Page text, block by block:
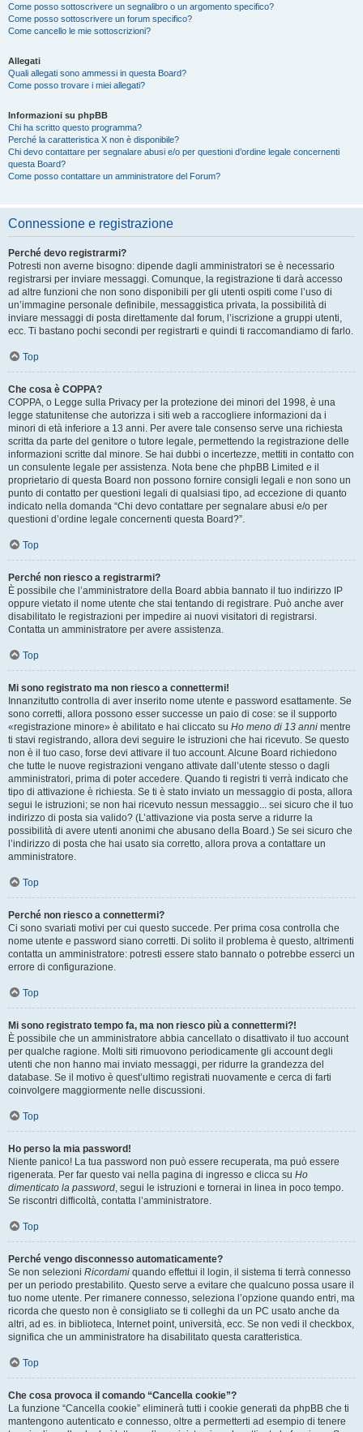
Come posso sottoscrivere un segnalibro o un argomento specifico?
Come posso sottoscrivere un forum specifico?
Come cancello le mie sottoscrizioni?
Allegati
Quali allegati sono ammessi in questa Board?
Come posso trovare i miei allegati?
Informazioni su phpBB
Chi ha scritto questo programma?
Perché la caratteristica X non è disponibile?
Chi devo contattare per segnalare abusi e/o per questioni d’ordine legale concernenti
questa Board?
Come posso contattare un amministratore del Forum?
Connessione e registrazione
Perché devo registrarmi?
Potresti non averne bisogno: dipende dagli amministratori se è necessario
registrarsi per inviare messaggi. Comunque, la registrazione ti darà accesso
ad altre funzioni che non sono disponibili per gli utenti ospiti come l’uso di
un’immagine personale definibile, messaggistica privata, la possibilità di
inviare messaggi di posta direttamente dal forum, l’iscrizione a gruppi utenti,
ecc. Ti bastano pochi secondi per registrarti e quindi ti raccomandiamo di farlo.
Top
Che cosa è COPPA?
COPPA, o Legge sulla Privacy per la protezione dei minori del 1998, è una
legge statunitense che autorizza i siti web a raccogliere informazioni da i
minori di età inferiore a 13 anni. Per avere tale consenso serve una richiesta
scritta da parte del genitore o tutore legale, permettendo la registrazione delle
informazioni scritte dal minore. Se hai dubbi o incertezze, mettiti in contatto con
un consulente legale per assistenza. Nota bene che phpBB Limited e il
proprietario di questa Board non possono fornire consigli legali e non sono un
punto di contatto per questioni legali di qualsiasi tipo, ad eccezione di quanto
indicato nella domanda “Chi devo contattare per segnalare abusi e/o per
questioni d’ordine legale concernenti questa Board?”.
Top
Perché non riesco a registrarmi?
È possibile che l’amministratore della Board abbia bannato il tuo indirizzo IP
oppure vietato il nome utente che stai tentando di registrare. Può anche aver
disabilitato le registrazioni per impedire ai nuovi visitatori di registrarsi.
Contatta un amministratore per avere assistenza.
Top
Mi sono registrato ma non riesco a connettermi!
Innanzitutto controlla di aver inserito nome utente e password esattamente. Se
sono corretti, allora possono esser successe un paio di cose: se il supporto
«registrazione minore» è abilitato e hai cliccato su Ho meno di 13 anni mentre
ti stavi registrando, allora devi seguire le istruzioni che hai ricevuto. Se questo
non è il tuo caso, forse devi attivare il tuo account. Alcune Board richiedono
che tutte le nuove registrazioni vengano attivate dall’utente stesso o dagli
amministratori, prima di poter accedere. Quando ti registri ti verrà indicato che
tipo di attivazione è richiesta. Se ti è stato inviato un messaggio di posta, allora
segui le istruzioni; se non hai ricevuto nessun messaggio... sei sicuro che il tuo
indirizzo di posta sia valido? (L’attivazione via posta serve a ridurre la
possibilità di avere utenti anonimi che abusano della Board.) Se sei sicuro che
l’indirizzo di posta che hai usato sia corretto, allora prova a contattare un
amministratore.
Top
Perché non riesco a connettermi?
Ci sono svariati motivi per cui questo succede. Per prima cosa controlla che
nome utente e password siano corretti. Di solito il problema è questo, altrimenti
contatta un amministratore: potresti essere stato bannato o potrebbe esserci un
errore di configurazione.
Top
Mi sono registrato tempo fa, ma non riesco più a connettermi?!
È possibile che un amministratore abbia cancellato o disattivato il tuo account
per qualche ragione. Molti siti rimuovono periodicamente gli account degli
utenti che non hanno mai inviato messaggi, per ridurre la grandezza del
database. Se il motivo è quest’ultimo registrati nuovamente e cerca di farti
coinvolgere maggiormente nelle discussioni.
Top
Ho perso la mia password!
Niente panico! La tua password non può essere recuperata, ma può essere
rigenerata. Per far questo vai nella pagina di ingresso e clicca su Ho
dimenticato la password, segui le istruzioni e tornerai in linea in poco tempo.
Se riscontri difficoltà, contatta l’amministratore.
Top
Perché vengo disconnesso automaticamente?
Se non selezioni Ricordami quando effettui il login, il sistema ti terrà connesso
per un periodo prestabilito. Questo serve a evitare che qualcuno possa usare il
tuo nome utente. Per rimanere connesso, seleziona l’opzione quando entri, ma
ricorda che questo non è consigliato se ti colleghi da un PC usato anche da
altri, ad es. in biblioteca, Internet point, università, ecc. Se non vedi il checkbox,
significa che un amministratore ha disabilitato questa caratteristica.
Top
Che cosa provoca il comando “Cancella cookie”?
La funzione “Cancella cookie” eliminerà tutti i cookie generati da phpBB che ti
mantengono autenticato e connesso, oltre a permetterti ad esempio di tenere